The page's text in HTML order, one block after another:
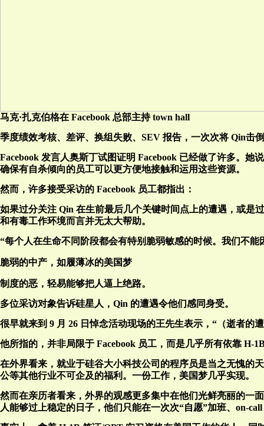
马克·扎克伯格在 Facebook 总部主持 town hall
季度绩效考核、差评、换组失败、SEV 报告，一次次将 Qin击
Facebook 发言人奥斯丁试图证明 Facebook 已经做了许多。
确保有自杀倾向的员工可以更方便地接触和运用这些资源。
然而，许多接受采访的 Facebook 员工都指出：
如果过分关注 Qin 在生前最后几个关键时间点上的遭遇，或是
和有毒工作环境而言并无太大帮助。
“每个人在生命不同阶段都会有特别脆弱敏感的时候。我们不
脆弱的中产，如履薄冰的美国梦
制度的恶，轻易能够把人逼上绝路。
多位采访对象告诉硅星人，Qin 的遭遇令他们感同身受。
很早就来到 9 月 26 日悼念活动现场的王先生表示，“（逝者的
他所指的，并非局限于 Facebook 员工，而是几乎所有依靠 H-
在外界看来，就业于硅谷大小科技公司的程序员是当之无愧的
公等其他行业不可企及的福利。一份工作，美国梦几乎实现。
然而在亲历者看来，外界的观感更多集中在他们光鲜亮丽的一
人能够过上稳定的日子，他们只能在一次次“自愿”加班、on-